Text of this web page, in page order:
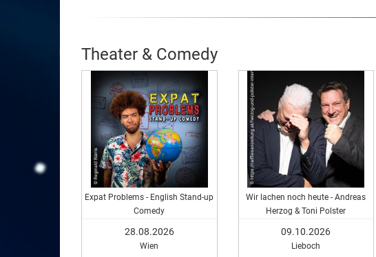
Theater & Comedy
Expat Problems - English Stand-up
Comedy
28.08.2026
Wien
Wir lachen noch heute - Andreas
Herzog & Toni Polster
09.10.2026
Lieboch